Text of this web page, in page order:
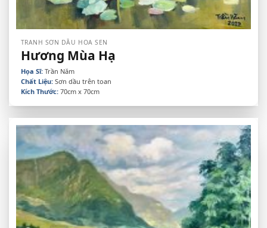
TRANH SƠN DẦU HOA SEN
Hương Mùa Hạ
Họa Sĩ:Trần Năm
Chất Liệu:Sơn dầu trên toan
Kích Thước:70cm x 70cm